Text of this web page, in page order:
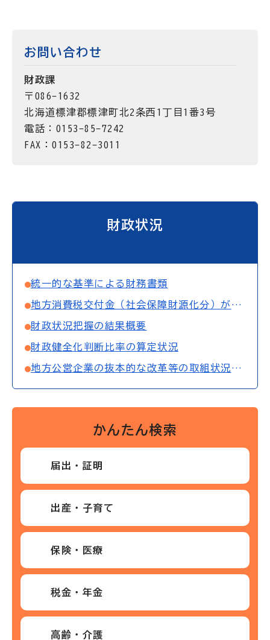
お問い合わせ
財政課
〒086-1632
北海道標津郡標津町北2条西1丁目1番3号
電話：0153-85-7242
FAX：0153-82-3011
財政状況
統一的な基準による財務書類
地方消費税交付金（社会保障財源化分）が充てられる社会保障施策に要する経費
財政状況把握の結果概要
財政健全化判断比率の算定状況
地方公営企業の抜本的な改革等の取組状況調査
かんたん検索
届出・証明
出産・子育て
保険・医療
税金・年金
高齢・介護